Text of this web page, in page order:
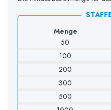
Menge
50
100
200
300
500